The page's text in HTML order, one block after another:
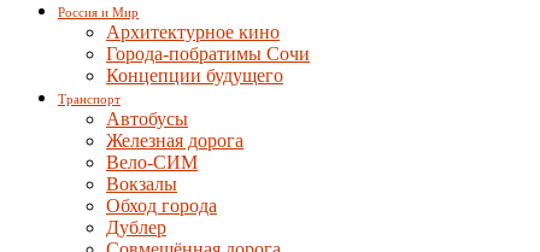
Россия и Мир
Архитектурное кино
Города-побратимы Сочи
Концепции будущего
Транспорт
Автобусы
Железная дорога
Вело-СИМ
Вокзалы
Обход города
Дублер